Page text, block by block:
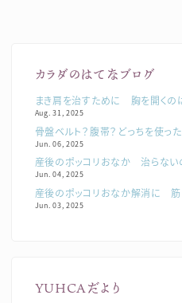
カラダのはてなブログ
まき肩を治すために 胸を開くの
Aug. 31, 2025
骨盤ベルト？腹帯？どっちを使っ
Jun. 06, 2025
産後のポッコリおなか 治らない
Jun. 04, 2025
産後のポッコリおなか解消に 筋
Jun. 03, 2025
YUHCAだより